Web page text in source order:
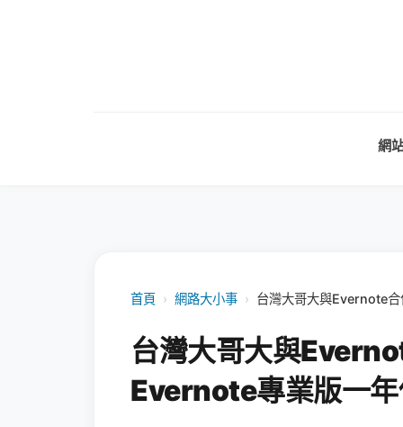
網
首頁 › 網路大小事 › 台灣大哥大與Evernote
台灣大哥大與
Evernote專業版一